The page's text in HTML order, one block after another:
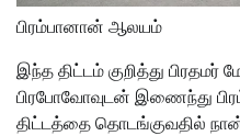
பிரம்பானான் ஆலயம்
இந்த திட்டம் குறித்து பிரதமர்
பிரபோவோவுடன் இணைந்து
திட்டத்தை தொடங்குவதில்